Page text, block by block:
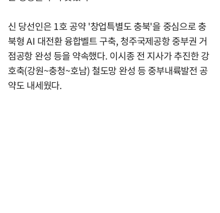
신 당선인은 1호 공약 '창업특별도 충북'을 중심으로 충
북형 AI 대전환 융합벨트 구축, 청주국제공항 중부권 거
점공항 완성 등을 약속했다. 이시종 전 지사가 추진한 강
호축(강원~충청~호남) 철도망 완성 등 중부내륙발전 공
약도 내세웠다.